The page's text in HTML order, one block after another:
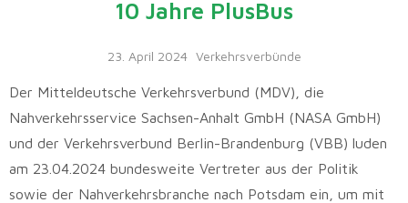
10 Jahre PlusBus
23. April 2024 Verkehrsverbünde
Der Mitteldeutsche Verkehrsverbund (MDV), die
Nahverkehrsservice Sachsen-Anhalt GmbH (NASA GmbH)
und der Verkehrsverbund Berlin-Brandenburg (VBB) luden
am 23.04.2024 bundesweite Vertreter aus der Politik
sowie der Nahverkehrsbranche nach Potsdam ein, um mit